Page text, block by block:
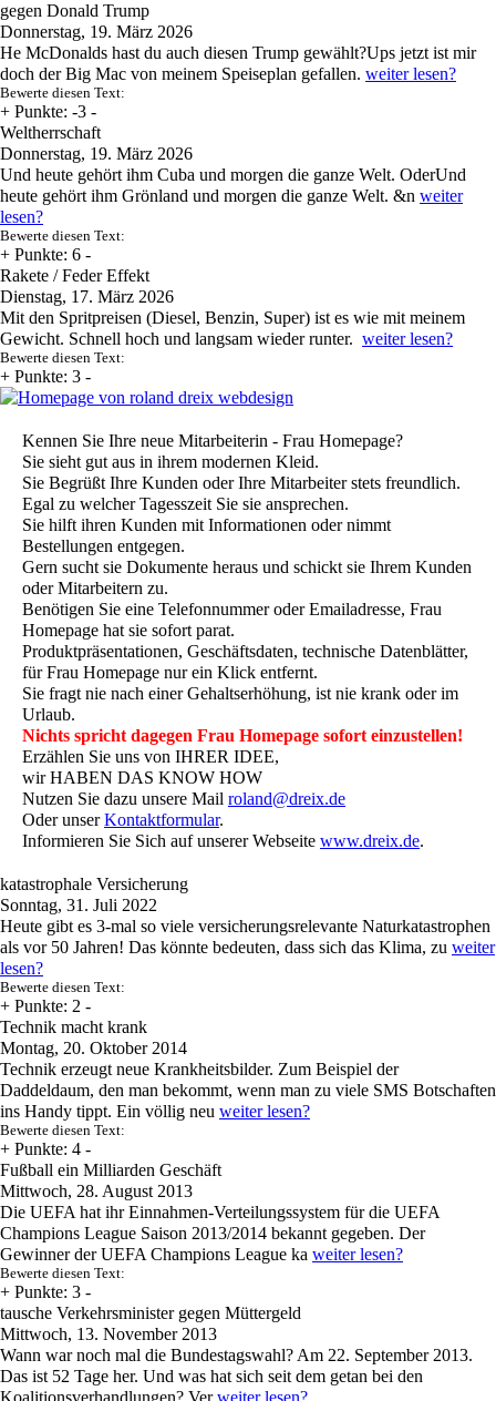
gegen Donald Trump
Donnerstag, 19. März 2026
He McDonalds hast du auch diesen Trump gewählt?Ups jetzt ist mir
doch der Big Mac von meinem Speiseplan gefallen. weiter lesen?
Bewerte diesen Text:
+ Punkte: -3 -
Weltherrschaft
Donnerstag, 19. März 2026
Und heute gehört ihm Cuba und morgen die ganze Welt. OderUnd
heute gehört ihm Grönland und morgen die ganze Welt. &n weiter
lesen?
Bewerte diesen Text:
+ Punkte: 6 -
Rakete / Feder Effekt
Dienstag, 17. März 2026
Mit den Spritpreisen (Diesel, Benzin, Super) ist es wie mit meinem
Gewicht. Schnell hoch und langsam wieder runter. weiter lesen?
Bewerte diesen Text:
+ Punkte: 3 -
Kennen Sie Ihre neue Mitarbeiterin - Frau Homepage?
Sie sieht gut aus in ihrem modernen Kleid.
Sie Begrüßt Ihre Kunden oder Ihre Mitarbeiter stets freundlich.
Egal zu welcher Tagesszeit Sie sie ansprechen.
Sie hilft ihren Kunden mit Informationen oder nimmt
Bestellungen entgegen.
Gern sucht sie Dokumente heraus und schickt sie Ihrem Kunden
oder Mitarbeitern zu.
Benötigen Sie eine Telefonnummer oder Emailadresse, Frau
Homepage hat sie sofort parat.
Produktpräsentationen, Geschäftsdaten, technische Datenblätter,
für Frau Homepage nur ein Klick entfernt.
Sie fragt nie nach einer Gehaltserhöhung, ist nie krank oder im
Urlaub.
Nichts spricht dagegen Frau Homepage sofort einzustellen!
Erzählen Sie uns von IHRER IDEE,
wir HABEN DAS KNOW HOW
Nutzen Sie dazu unsere Mail roland@dreix.de
Oder unserKontaktformular.
Informieren Sie Sich auf unserer Webseite www.dreix.de.
katastrophale Versicherung
Sonntag, 31. Juli 2022
Heute gibt es 3-mal so viele versicherungsrelevante Naturkatastrophen
als vor 50 Jahren! Das könnte bedeuten, dass sich das Klima, zu weiter
lesen?
Bewerte diesen Text:
+ Punkte: 2 -
Technik macht krank
Montag, 20. Oktober 2014
Technik erzeugt neue Krankheitsbilder. Zum Beispiel der
Daddeldaum, den man bekommt, wenn man zu viele SMS Botschaften
ins Handy tippt. Ein völlig neu weiter lesen?
Bewerte diesen Text:
+ Punkte: 4 -
Fußball ein Milliarden Geschäft
Mittwoch, 28. August 2013
Die UEFA hat ihr Einnahmen-Verteilungssystem für die UEFA
Champions League Saison 2013/2014 bekannt gegeben. Der
Gewinner der UEFA Champions League ka weiter lesen?
Bewerte diesen Text:
+ Punkte: 3 -
tausche Verkehrsminister gegen Müttergeld
Mittwoch, 13. November 2013
Wann war noch mal die Bundestagswahl? Am 22. September 2013.
Das ist 52 Tage her. Und was hat sich seit dem getan bei den
Koalitionsverhandlungen? Verweiter lesen?